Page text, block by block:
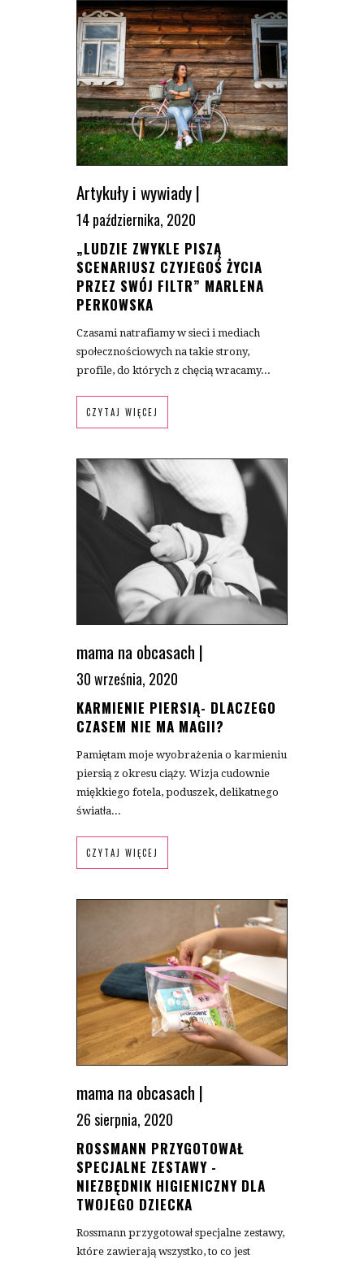
Artykuły i wywiady|
14 października, 2020
„LUDZIE ZWYKLE PISZĄ
SCENARIUSZ CZYJEGOŚ ŻYCIA
PRZEZ SWÓJ FILTR” MARLENA
PERKOWSKA
Czasami natrafiamy w sieci i mediach
społecznościowych na takie strony,
profile, do których z chęcią wracamy...
CZYTAJ WIĘCEJ
mama na obcasach |
30 września, 2020
KARMIENIE PIERSIĄ- DLACZEGO
CZASEM NIE MA MAGII?
Pamiętam moje wyobrażenia o karmieniu
piersią z okresu ciąży. Wizja cudownie
miękkiego fotela, poduszek, delikatnego
światła...
CZYTAJ WIĘCEJ
mama na obcasach |
26 sierpnia, 2020
ROSSMANN PRZYGOTOWAŁ
SPECJALNE ZESTAWY -
NIEZBĘDNIK HIGIENICZNY DLA
TWOJEGO DZIECKA
Rossmann przygotował specjalne zestawy,
które zawierają wszystko, to co jest